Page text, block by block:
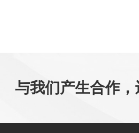
与我们产生合作，